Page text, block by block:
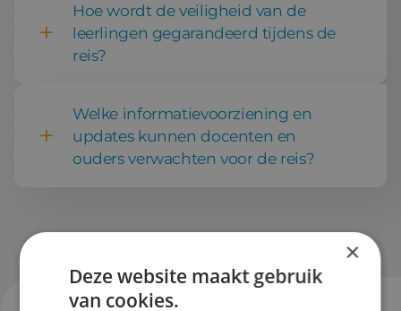
Excursies op maat
Hoe wordt de veiligheid van de
leerlingen gegarandeerd tijdens de
reis?
Welke informatievoorziening en
updates kunnen docenten en
ouders verwachten voor de reis?
×
Deze website maakt gebruik
van cookies.